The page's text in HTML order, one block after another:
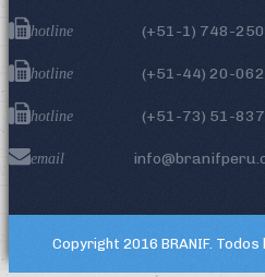
hotline (+51-1) 748-
hotline (+51-44) 20-
hotline (+51-73) 51-
email
Copyright 2016 BRANIF. Todos